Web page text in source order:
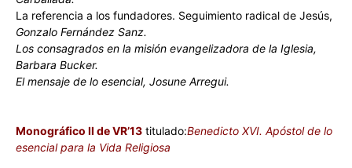
La referencia a los fundadores. Seguimiento radical de Jesús,
Gonzalo Fernández Sanz.
Los consagrados en la misión evangelizadora de la Iglesia,
Barbara Bucker.
El mensaje de lo esencial, Josune Arregui.
Monográfico II de VR’13 titulado:Benedicto XVI. Apóstol de lo
esencial para la Vida Religiosa